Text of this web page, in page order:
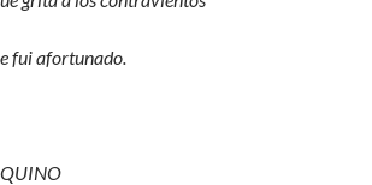
fui afortunado.